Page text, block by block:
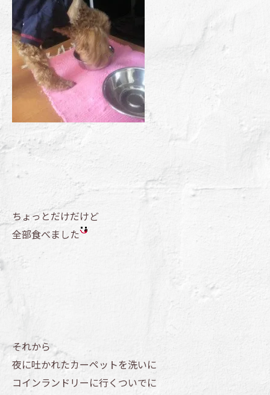
ちょっとだけだけど
全部食べました
それから
夜に吐かれたカーペットを洗いに
コインランドリーに行くついでに